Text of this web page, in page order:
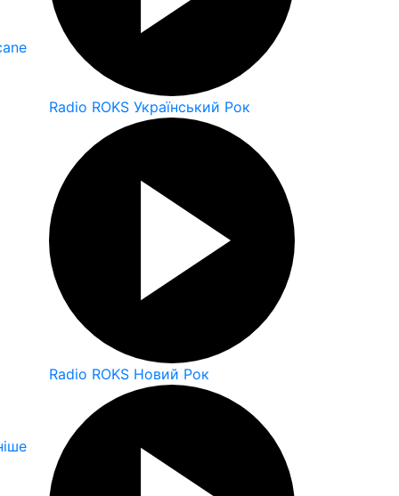
Radio ROKS Український Рок
Radio ROKS Новий Рок